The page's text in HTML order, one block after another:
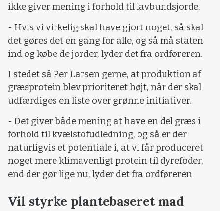
ikke giver mening i forhold til lavbundsjorde.
- Hvis vi virkelig skal have gjort noget, så skal
det gøres det en gang for alle, og så må staten
ind og købe de jorder, lyder det fra ordføreren.
I stedet så Per Larsen gerne, at produktion af
græsprotein blev prioriteret højt, når der skal
udfærdiges en liste over grønne initiativer.
- Det giver både mening at have en del græs i
forhold til kvælstofudledning, og så er der
naturligvis et potentiale i, at vi får produceret
noget mere klimavenligt protein til dyrefoder,
end der gør lige nu, lyder det fra ordføreren.
Vil styrke plantebaseret mad